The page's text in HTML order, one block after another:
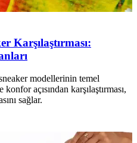
Karşılaştırması:
modellerinin temel
açısından karşılaştırması,
sağlar.